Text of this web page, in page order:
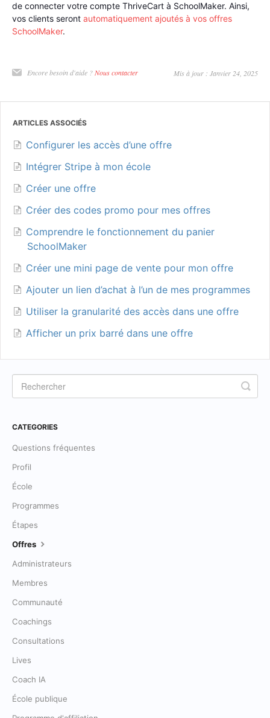
de connecter votre compte ThriveCart à SchoolMaker. Ainsi,
vos clients seront automatiquement ajoutés à vos offres
SchoolMaker.
Encore besoin d'aide ?Nous contacter Mis à jour : Janvier 24, 2025
ARTICLES ASSOCIÉS
Configurer les accès d’une offre
Intégrer Stripe à mon école
Créer une offre
Créer des codes promo pour mes offres
Comprendre le fonctionnement du panier
SchoolMaker
Créer une mini page de vente pour mon offre
Ajouter un lien d’achat à l’un de mes programmes
Utiliser la granularité des accès dans une offre
Afficher un prix barré dans une offre
CATEGORIES
Questions fréquentes
Profil
École
Programmes
Étapes
Offres
Administrateurs
Membres
Communauté
Coachings
Consultations
Lives
Coach IA
École publique